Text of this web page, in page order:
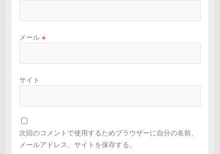
メール ※
サイト
次回のコメントで使用するためブラウザーに自分の名前、
メールアドレス、サイトを保存する。